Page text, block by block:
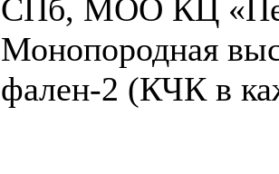
СПб, МОО КЦ
Монопородная
фален-2 (КЧК в